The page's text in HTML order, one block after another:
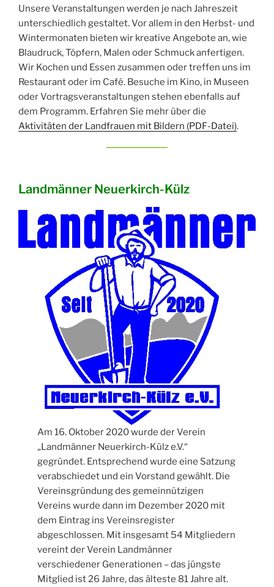
Unsere Veranstaltungen werden je nach Jahreszeit
unterschiedlich gestaltet. Vor allem in den Herbst- und
Wintermonaten bieten wir kreative Angebote an, wie
Blaudruck, Töpfern, Malen oder Schmuck anfertigen.
Wir Kochen und Essen zusammen oder treffen uns im
Restaurant oder im Café. Besuche im Kino, in Museen
oder Vortragsveranstaltungen stehen ebenfalls auf
dem Programm. Erfahren Sie mehr über die
Aktivitäten der Landfrauen mit Bildern (PDF-Datei).
Landmänner Neuerkirch-Külz
Am 16. Oktober 2020 wurde der Verein
„Landmänner Neuerkirch-Külz e.V.“
gegründet. Entsprechend wurde eine Satzung
verabschiedet und ein Vorstand gewählt. Die
Vereinsgründung des gemeinnützigen
Vereins wurde dann im Dezember 2020 mit
dem Eintrag ins Vereinsregister
abgeschlossen. Mit insgesamt 54 Mitgliedern
vereint der Verein Landmänner
verschiedener Generationen – das jüngste
Mitglied ist 26 Jahre, das älteste 81 Jahre alt.